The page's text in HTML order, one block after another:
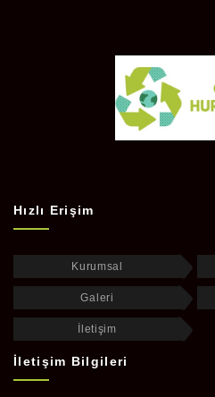
Hızlı Erişim
Kurumsal
Galeri
İletişim
İletişim Bilgileri